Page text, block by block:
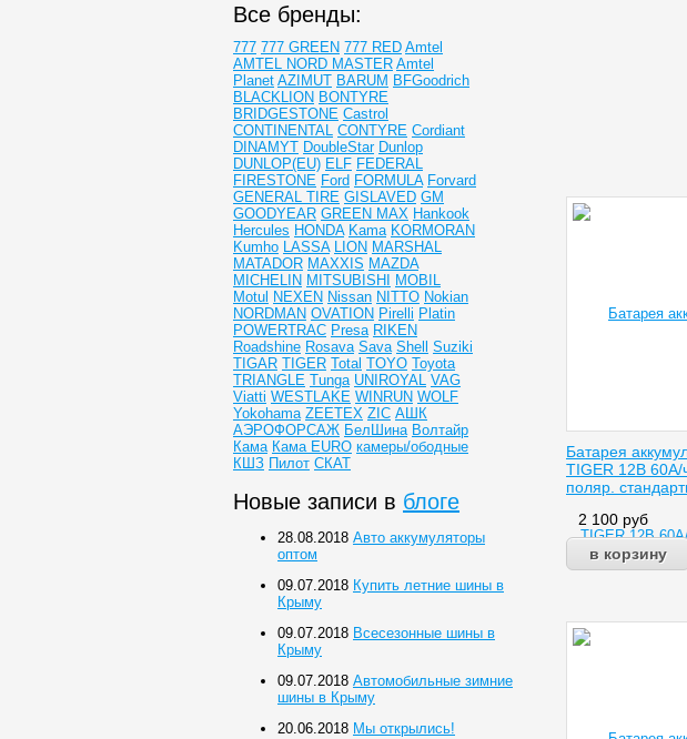
Батарея
TIGER 12В
поляр.
2 100 руб
Все бренды:
777 777 GREEN 777 RED Amtel
AMTEL NORD MASTER Amtel
Planet AZIMUT BARUM BFGoodrich
BLACKLION BONTYRE
BRIDGESTONE Castrol
CONTINENTAL CONTYRE Cordiant
DINAMYT DoubleStar Dunlop
DUNLOP(EU) ELF FEDERAL
FIRESTONE Ford FORMULA Forvard
GENERAL TIRE GISLAVED GM
GOODYEAR GREEN MAX Hankook
Hercules HONDA Kama KORMORAN
Kumho LASSA LION MARSHAL
MATADOR MAXXIS MAZDA
MICHELIN MITSUBISHI MOBIL
Motul NEXEN Nissan NITTO Nokian
NORDMAN OVATION Pirelli Platin
POWERTRAC Presa RIKEN
Roadshine Rosava Sava Shell Suziki
TIGAR TIGER Total TOYO Toyota
TRIANGLE Tunga UNIROYAL VAG
Viatti WESTLAKE WINRUN WOLF
Yokohama ZEETEX ZIC АШК
АЭРОФОРСАЖ БелШина Волтайр
Кама Кама EURO камеры/ободные
КШЗ Пилот СКАТ
Новые записи в блоге
28.08.2018 Авто аккумуляторы
оптом
09.07.2018 Купить летние шины в
Крыму
09.07.2018 Всесезонные шины в
Крыму
09.07.2018 Автомобильные зимние
шины в Крыму
20.06.2018 Мы открылись!